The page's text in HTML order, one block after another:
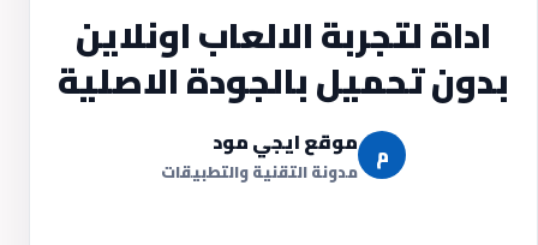
اداة لتجربة الالعاب اونلاين
بدون تحميل بالجودة الاصلية
م موقع ايجي مود
مدونة التقنية والتطبيقات